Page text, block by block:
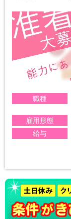
職種
雇用形態
給与